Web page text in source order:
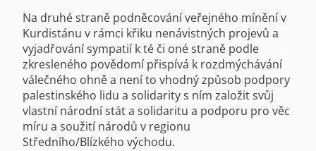
Na druhé straně podněcování veřejného mínění v
Kurdistánu v rámci křiku nenávistných projevů a
vyjadřování sympatií k té či oné straně podle
zkresleného povědomí přispívá k rozdmýchávání
válečného ohně a není to vhodný způsob podpory
palestinského lidu a solidarity s ním založit svůj
vlastní národní stát a solidaritu a podporu pro věc
míru a soužití národů v regionu
Středního/Blízkého východu.